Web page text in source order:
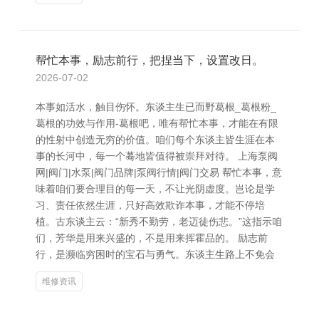
帮忙本事，励志前行，把捏当下，设置改日。
2026-07-02
本事如活水，触目伤怀。东谈主生已而野葛根_葛根粉_
葛根的功效与作用-葛根吧，唯有帮忙本事，才能在有限
的性射中创造无穷的价值。咱们每个东谈主皆生涯在本
事的长河中，每一个蓦地皆值得被崇拜对待。 上海泵阀
网|阀门|水泵|阀门品牌|泵阀行情|阀门交易 帮忙本事，意
味着咱们要合理目的每一天，不让光阴虚度。岂论是学
习、责任依然生涯，只好高效欺诈本事，才能不停培
植。古东谈主云：“新秀不勤劳，老迈徒伤悲。”这指示咱
们，芳华是用来兴盛的，不是用来挥霍品的。 励志前
行，是濒临穷困时的宝石与勇气。东谈主生路上不免会
维修资讯